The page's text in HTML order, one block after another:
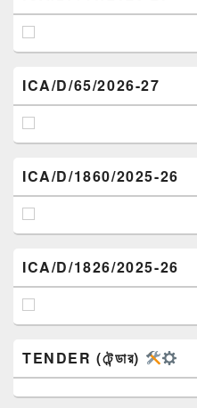
ICA/D/65/2026-27
ICA/D/1860/2025-26
ICA/D/1826/2025-26
TENDER (টেন্ডার)